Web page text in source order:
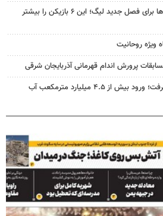
نسل جدید استقلالی‌ها برای فصل جدید لیگ؛ این ۶ بازیکن را بیشتر
ویژه روحانیت
پرورش اندام قهرمانی آذربایجان شرقی
از ۴.۵ میلیارد مترمکعب آب